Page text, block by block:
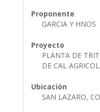
Proponente
GARCIA Y HNOS
Proyecto
PLANTA DE
DE CAL
Ubicación
SAN LAZARO,